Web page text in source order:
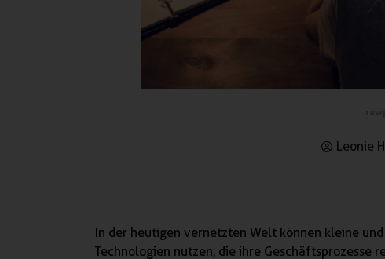
Leonie
In der heutigen vernetzten Welt können kleine
Technologien nutzen, die ihre